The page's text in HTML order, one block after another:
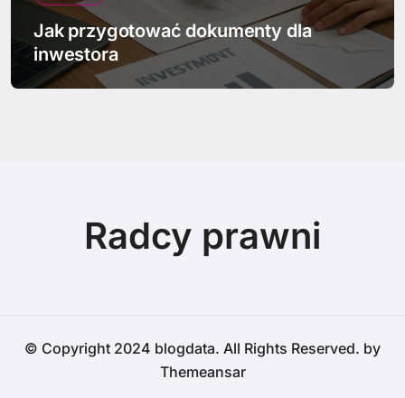
Jak przygotować dokumenty dla
inwestora
Radcy prawni
© Copyright 2024 blogdata. All Rights Reserved. by
Themeansar